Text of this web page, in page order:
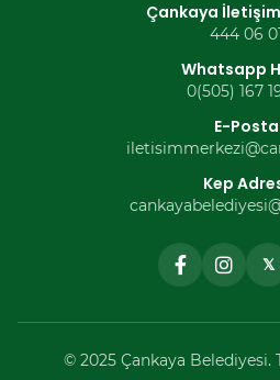
Çankaya
444 06
Whatsapp
0(505) 167
E-Posta
Kep
𝕏
© 2025 Çankaya Belediyesi.